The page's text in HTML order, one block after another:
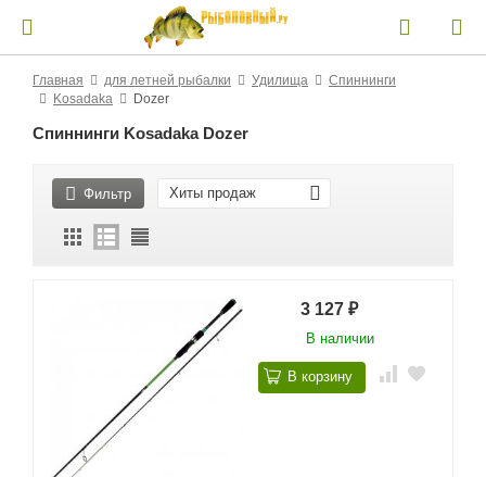
Главная для летней рыбалки Удилища
Спиннинги
Kosadaka
Dozer
Спиннинги Kosadaka Dozer
Фильтр Хиты продаж
3 127 ₽
В наличии
В корзину